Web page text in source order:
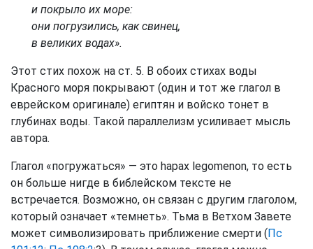
и покрыло их море:
они погрузились, как свинец,
в великих водах».
Этот стих похож на ст. 5. В обоих стихах воды
Красного моря покрывают (один и тот же глагол в
еврейском оригинале) египтян и войско тонет в
глубинах воды. Такой параллелизм усиливает мысль
автора.
Глагол «погружаться» — это hapax legomenon, то есть
он больше нигде в библейском тексте не
встречается. Возможно, он связан с другим глаголом,
который означает «темнеть». Тьма в Ветхом Завете
может символизировать приближение смерти (Пс